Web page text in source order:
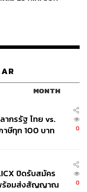
MONTH
ากรรัฐ ไทย vs.
าษีทุก 100 บาท
0
ปิดรับสมัคร
ร้อมส่งสัญญาณ
0